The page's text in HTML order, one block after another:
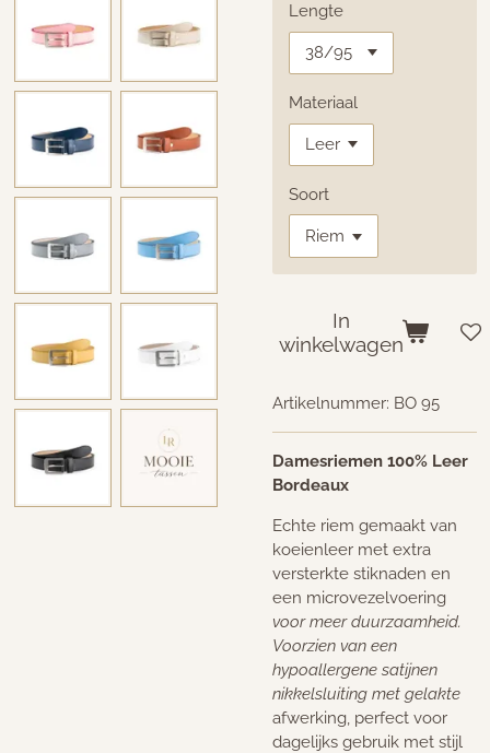
Lengte
Materiaal
Soort
In
winkelwagen
Artikelnummer: BO 95
Damesriemen 100% Leer
Bordeaux
Echte riem gemaakt van
koeienleer met extra
versterkte stiknaden en
een microvezelvoering
voor meer duurzaamheid.
Voorzien van een
hypoallergene satijnen
nikkelsluiting met gelakte
afwerking, perfect voor
dagelijks gebruik met stijl